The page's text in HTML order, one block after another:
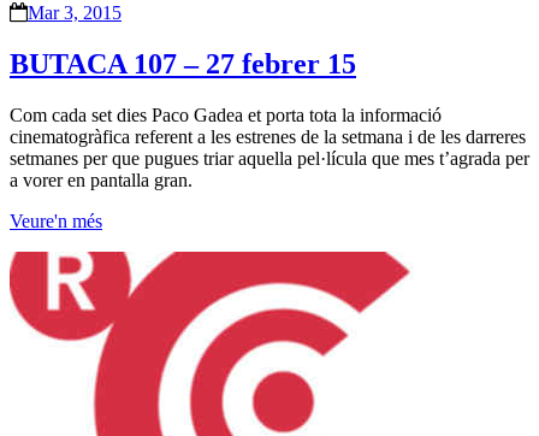
Mar 3, 2015
BUTACA 107 – 27 febrer 15
Com cada set dies Paco Gadea et porta tota la informació
cinematogràfica referent a les estrenes de la setmana i de les darreres
setmanes per que pugues triar aquella pel·lícula que mes t’agrada per
a vorer en pantalla gran.
Veure'n més